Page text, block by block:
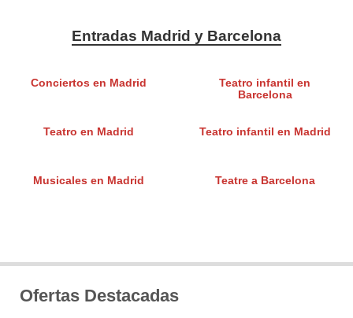
Entradas Madrid y Barcelona
Conciertos en Madrid
Teatro infantil en
Barcelona
Teatro en Madrid Teatro infantil en Madrid
Musicales en Madrid Teatre a Barcelona
Ofertas Destacadas